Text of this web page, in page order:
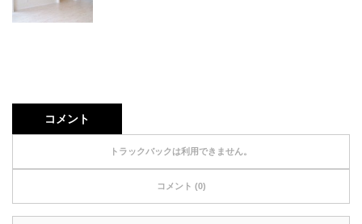
コメント
トラックバックは利用できません。
コメント (0)